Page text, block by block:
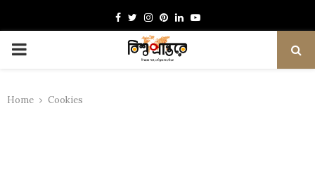
Facebook
TwitterInstagram
Pinterest
LinkedinYoutube
PRIMARY
Home Cookies